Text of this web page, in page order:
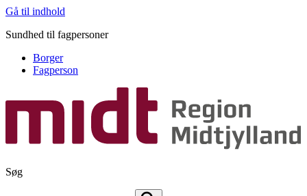
Gå til indhold
Sundhed til fagpersoner
Borger
Fagperson
Søg